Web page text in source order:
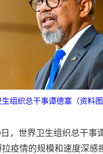
组织总干事谭德塞（资料图
，世界卫生组织总干事
疫情的规模和速度深感